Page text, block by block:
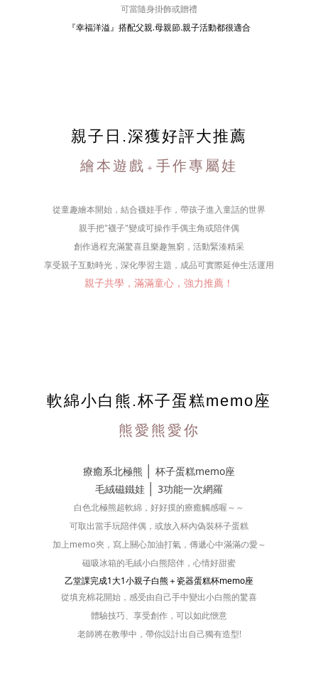
可當隨身掛飾或贈禮
『幸福洋溢』搭配父親.母親節.親子活動都很適合
親子日.深獲好評大推薦
繪本遊戲 ＋ 手作專屬娃
從童趣繪本開始，結合襪娃手作，帶孩子進入童話的世界
親手把"襪子"變成可操作手偶主角或陪伴偶
創作過程充滿驚喜且樂趣無窮，活動緊湊精采
享受親子互動時光，深化學習主題， 成品可實際延伸生活運用
親子共學，滿滿童心，強力推薦！
軟綿小白熊.杯子蛋糕memo座
熊愛熊愛你
療癒系北極熊
杯子蛋糕memo座
毛絨磁鐵娃
3功能一次網羅
白色北極熊超軟綿，好好摸的療癒觸感喔～～
可取出當手玩陪伴偶，或放入杯內偽裝杯子蛋糕
加上memo夾，寫上關心加油打氣，傳遞心中滿滿の愛～
磁吸冰箱的毛絨小白熊陪伴，心情好甜蜜
乙堂課完成1大1小親子白熊＋瓷器蛋糕杯memo座
從填充棉花開始，感受由自己手中變出小白熊的驚喜
體驗技巧、享受創作，可以如此愜意
老師將在教學中，帶你設計出自己獨有造型!